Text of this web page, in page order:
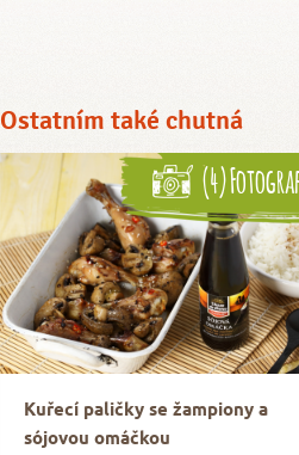
Ostatním také chutná
(4)
Kuřecí paličky se žampiony a
sójovou omáčkou